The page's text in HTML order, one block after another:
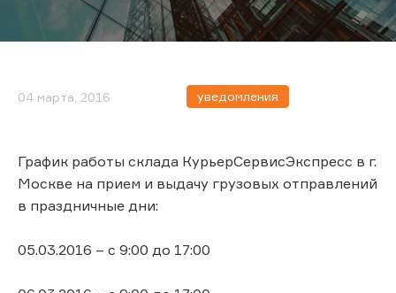
04 марта, 2016 уведомления
График работы склада КурьерСервисЭкспресс в г.
Москве на прием и выдачу грузовых отправлений
в праздничные дни:
05.03.2016 – с 9:00 до 17:00